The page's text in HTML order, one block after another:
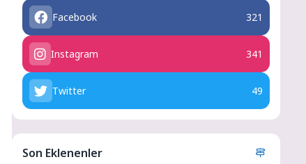
Facebook 321
Instagram 341
Twitter 49
Son Eklenenler